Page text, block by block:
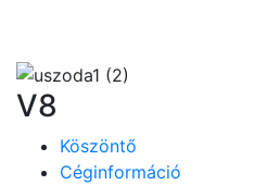
V8
Köszöntő
Céginformáció